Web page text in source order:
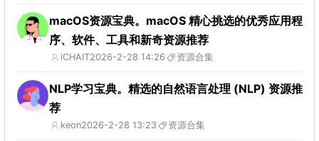
macOS资源宝典。macOS 精心挑选的优秀应用程
序、软件、工具和新奇资源推荐
iCHAIT2026-2-28 14:26 资源合集
NLP学习宝典。精选的自然语言处理 (NLP) 资源推
荐
keon2026-2-28 13:23 资源合集